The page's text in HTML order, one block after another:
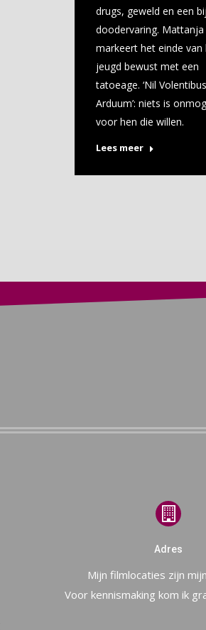
drugs, geweld en een
doodervaring. Mattanja
markeert het einde van
jeugd bewust met een
tatoeage. ‘Nil Volentibus
Arduum’: niets is
voor hen die willen.
Lees meer
Adres
Mijn filmlocaties zijn
Voor kennismaking kom ik